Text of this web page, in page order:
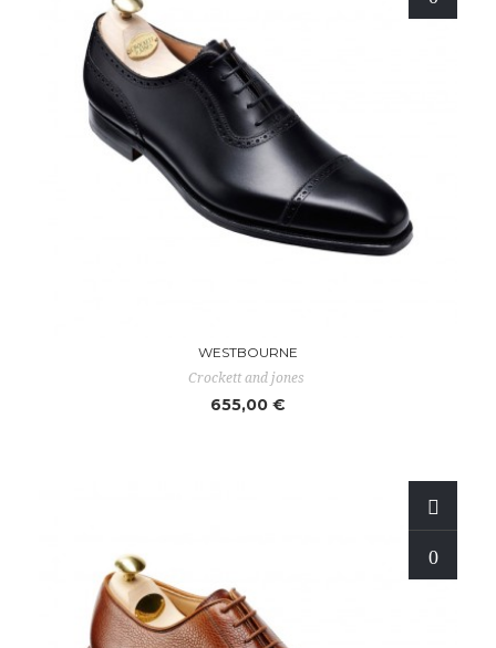
WESTBOURNE
Crockett and jones
655,00 €